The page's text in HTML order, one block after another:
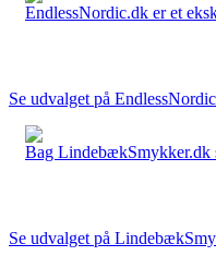
EndlessNordic.dk er et
Se udvalget på
Bag LindebækSmykker.dk
Se udvalget på